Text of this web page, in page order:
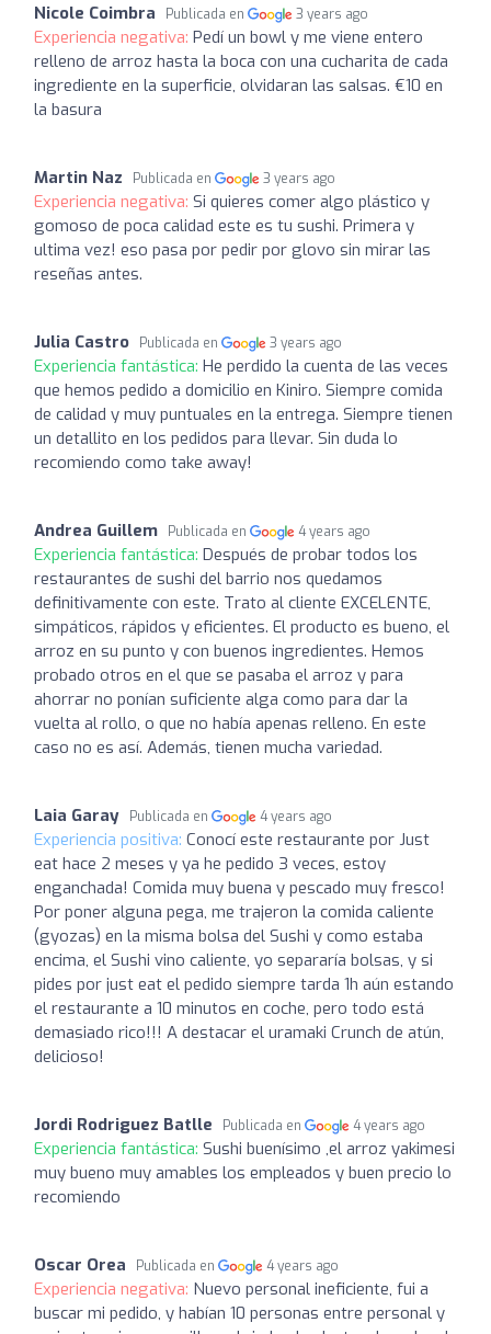
Nicole Coimbra Publicada en 3 years ago
Experiencia negativa: Pedí un bowl y me viene entero
relleno de arroz hasta la boca con una cucharita de cada
ingrediente en la superficie, olvidaran las salsas. €10 en
la basura
Martin Naz Publicada en 3 years ago
Experiencia negativa: Si quieres comer algo plástico y
gomoso de poca calidad este es tu sushi. Primera y
ultima vez! eso pasa por pedir por glovo sin mirar las
reseñas antes.
Julia Castro Publicada en 3 years ago
Experiencia fantástica: He perdido la cuenta de las veces
que hemos pedido a domicilio en Kiniro. Siempre comida
de calidad y muy puntuales en la entrega. Siempre tienen
un detallito en los pedidos para llevar. Sin duda lo
recomiendo como take away!
Andrea Guillem Publicada en 4 years ago
Experiencia fantástica: Después de probar todos los
restaurantes de sushi del barrio nos quedamos
definitivamente con este. Trato al cliente EXCELENTE,
simpáticos, rápidos y eficientes. El producto es bueno, el
arroz en su punto y con buenos ingredientes. Hemos
probado otros en el que se pasaba el arroz y para
ahorrar no ponían suficiente alga como para dar la
vuelta al rollo, o que no había apenas relleno. En este
caso no es así. Además, tienen mucha variedad.
Laia Garay Publicada en 4 years ago
Experiencia positiva: Conocí este restaurante por Just
eat hace 2 meses y ya he pedido 3 veces, estoy
enganchada! Comida muy buena y pescado muy fresco!
Por poner alguna pega, me trajeron la comida caliente
(gyozas) en la misma bolsa del Sushi y como estaba
encima, el Sushi vino caliente, yo separaría bolsas, y si
pides por just eat el pedido siempre tarda 1h aún estando
el restaurante a 10 minutos en coche, pero todo está
demasiado rico!!! A destacar el uramaki Crunch de atún,
delicioso!
Jordi Rodriguez Batlle Publicada en 4 years ago
Experiencia fantástica: Sushi buenísimo ,el arroz yakimesi
muy bueno muy amables los empleados y buen precio lo
recomiendo
Oscar Orea Publicada en 4 years ago
Experiencia negativa: Nuevo personal ineficiente, fui a
buscar mi pedido, y habían 10 personas entre personal y